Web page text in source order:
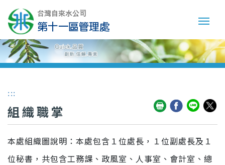
:::
組織職掌
本處組織圖說明：本處包含１位處長，１位副處長及１
位秘書，共包含工務課、政風室、人事室、會計室、總